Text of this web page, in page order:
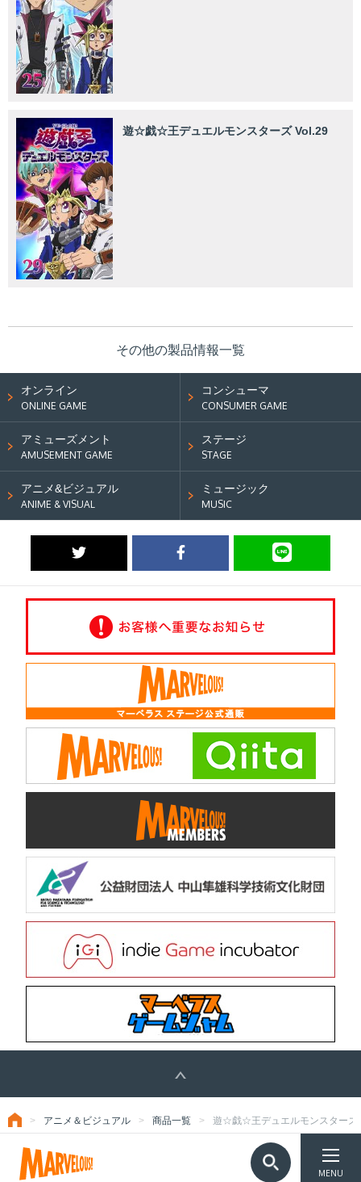
遊☆戯☆王デュエルモンスターズ Vol.29
その他の製品情報一覧
オンライン
ONLINE GAME
コンシューマ
CONSUMER GAME
アミューズメント
AMUSEMENT GAME
ステージ
STAGE
アニメ&ビジュアル
ANIME & VISUAL
ミュージック
MUSIC
アニメ＆ビジュアル 商品一覧 遊☆戯☆王デュエルモンスターズ
MENU
トップ TOP